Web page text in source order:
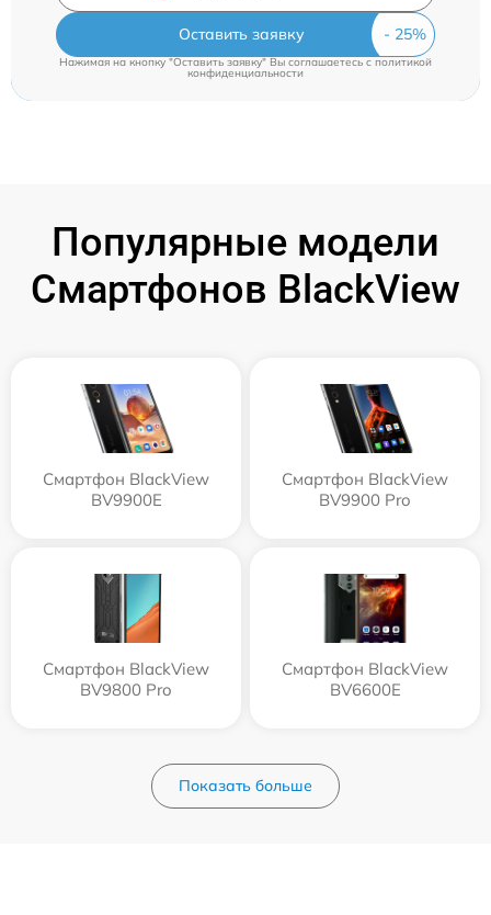
Оставить заявку
Нажимая на кнопку "Оставить заявку" Вы соглашаетесь cполитикой
конфиденциальности
Популярные модели
Смартфонов BlackView
Смартфон BlackView
BV9900E
Смартфон BlackView
BV9900 Pro
Смартфон BlackView
BV9800 Pro
Смартфон BlackView
BV6600E
Показать больше